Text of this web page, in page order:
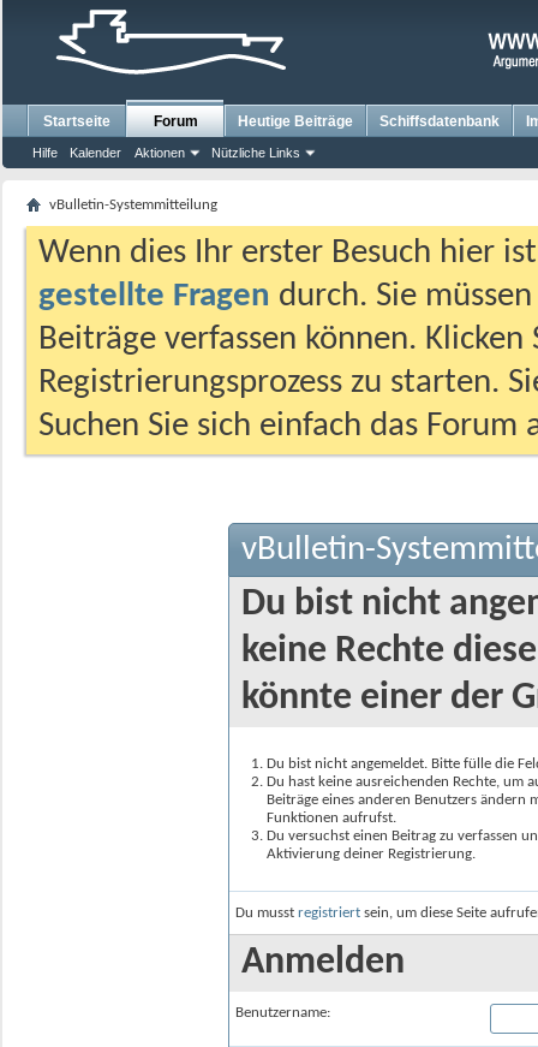
Startseite Forum
Hilfe Kalender Aktionen Nützliche Links
Heutige Beiträge Schiffsdatenbank
vBulletin-Systemmitteilung
Wenn dies Ihr erster Besuch hier
gestellte Fragen durch. Sie
Beiträge verfassen können.
Registrierungsprozess zu starten.
Suchen Sie sich einfach das
vBulletin-
Du bist nicht
keine Rechte
könnte einer der
Du bist nicht angemeldet. Bitte fülle die
Du hast keine ausreichenden Rechte, um
Beiträge eines anderen Benutzers
Funktionen aufrufst.
Du versuchst einen Beitrag zu verfassen
Aktivierung deiner Registrierung.
Du musst registriert sein, um diese Seite
Anmelden
Benutzername: